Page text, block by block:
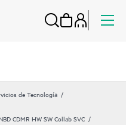
de Tecnología
CDMR HW SW Collab SVC